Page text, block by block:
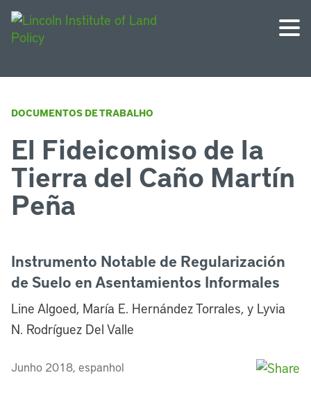
DOCUMENTOS DE TRABALHO
El Fideicomiso de la
Tierra del Caño Martín
Peña
Instrumento Notable de Regularización
de Suelo en Asentamientos Informales
Line Algoed, María E. Hernández Torrales, y Lyvia
N. Rodríguez Del Valle
Junho 2018, espanhol